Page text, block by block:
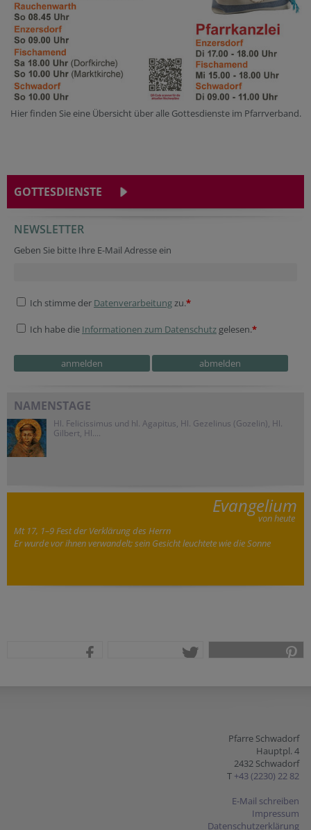
Hier finden Sie eine Übersicht über alle Gottesdienste im Pfarrverband.
GOTTESDIENSTE
NEWSLETTER
Geben Sie bitte Ihre E-Mail Adresse ein
Ich stimme der Datenverarbeitungzu.*
Ich habe die Informationen zum Datenschutz gelesen.*
NAMENSTAGE
Hl. Felicissimus und hl. Agapitus, Hl. Gezelinus (Gozelin), Hl.
Gilbert, Hl....
Evangelium
von heute
Mt 17, 1–9 Fest der Verklärung des Herrn
Er wurde vor ihnen verwandelt; sein Gesicht leuchtete wie die Sonne
Pfarre Schwadorf
Hauptpl. 4
2432 Schwadorf
T +43 (2230) 22 82
E-Mail schreiben
Impressum
Datenschutzerklärung